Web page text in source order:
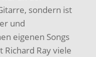
sondern ist
und
eigenen Songs
Ray viele